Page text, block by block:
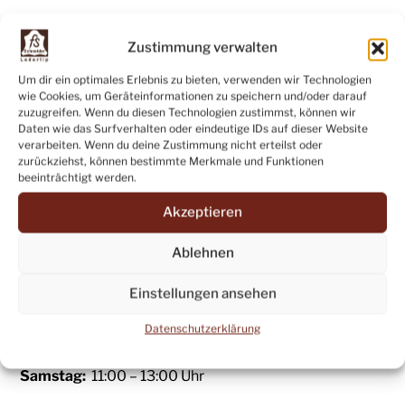
Zustimmung verwalten
Um dir ein optimales Erlebnis zu bieten, verwenden wir Technologien
wie Cookies, um Geräteinformationen zu speichern und/oder darauf
zuzugreifen. Wenn du diesen Technologien zustimmst, können wir
Daten wie das Surfverhalten oder eindeutige IDs auf dieser Website
verarbeiten. Wenn du deine Zustimmung nicht erteilst oder
zurückziehst, können bestimmte Merkmale und Funktionen
beeinträchtigt werden.
Akzeptieren
Ablehnen
Einstellungen ansehen
Datenschutzerklärung
Das sind jedoch keine Mängel, sondern vielmehr ein
Ausdruck der Natürlichkeit und der Einzigartigkeit
jeder einzelnen Lederhaut.
Bei Fragen zum Produkt oder anderen Anfragen
erreichen Sie uns:
eMail:leder@fsschneider.de
Dienstag bis Freitag:16:00 – 18:00 Uhr
Samstag:11:00 – 13:00 Uhr